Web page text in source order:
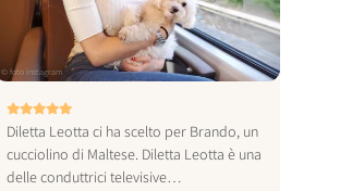
© foto instagram
Diletta Leotta ci ha scelto per Brando, un
cucciolino di Maltese. Diletta Leotta è una
delle conduttrici televisive…